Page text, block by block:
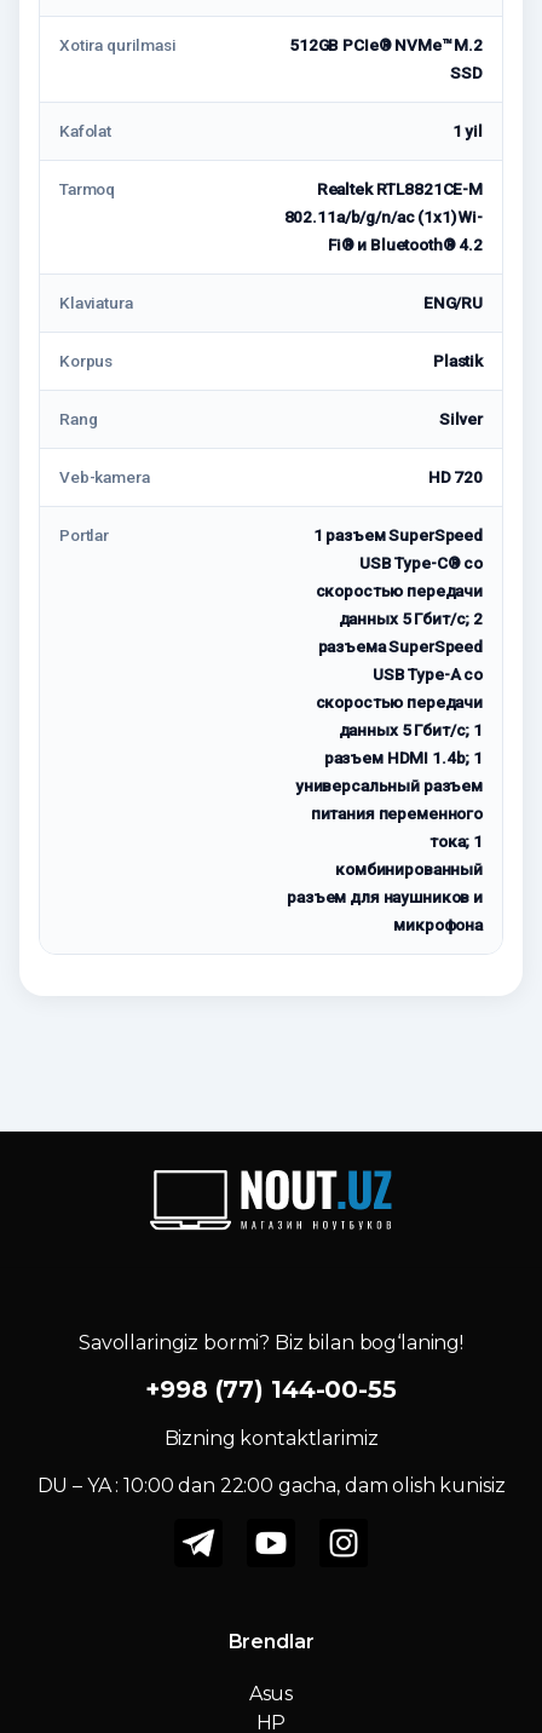
Xotira qurilmasi
512GB PCIe® NVMe™ M.2
SSD
Kafolat 1 yil
Tarmoq
Realtek RTL8821CE-M
802.11a/b/g/n/ac (1x1) Wi-
Fi® и Bluetooth® 4.2
Klaviatura ENG/RU
Korpus Plastik
Rang Silver
Veb-kamera HD 720
Portlar
1 разъем SuperSpeed
USB Type-C® со
скоростью передачи
данных 5 Гбит/с; 2
разъема SuperSpeed
USB Type-A со
скоростью передачи
данных 5 Гбит/с; 1
разъем HDMI 1.4b; 1
универсальный разъем
питания переменного
тока; 1
комбинированный
разъем для наушников и
микрофона
Savollaringiz bormi? Biz bilan bog‘laning!
+998 (77) 144-00-55
Bizning kontaktlarimiz
DU – YA : 10:00 dan 22:00 gacha, dam olish kunisiz
Brendlar
Asus
HP